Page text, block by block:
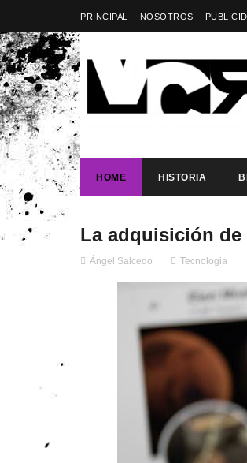
PRINCIPAL NOSOTROS
HOME HISTORIA
La adquisición
Ángel Salcedo Tecnologia